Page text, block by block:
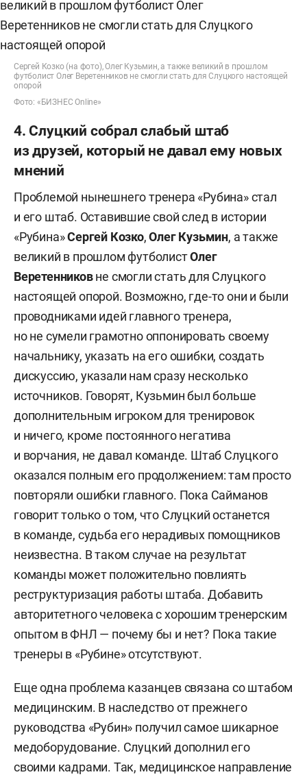
Сергей Козко (на фото), Олег Кузьмин, а также великий в прошлом
футболист Олег Веретенников не смогли стать для Слуцкого настоящей
опорой
Фото: «БИЗНЕС Online»
4. Слуцкий собрал слабый штаб
из друзей, который не давал ему новых
мнений
Проблемой нынешнего тренера «Рубина» стал
и его штаб. Оставившие свой след в истории
«Рубина»Сергей Козко,Олег Кузьмин, а также
великий в прошлом футболистОлег
Веретенниковне смогли стать для Слуцкого
настоящей опорой. Возможно, где-то они и были
проводниками идей главного тренера,
но не сумели грамотно оппонировать своему
начальнику, указать на его ошибки, создать
дискуссию, указали нам сразу несколько
источников. Говорят, Кузьмин был больше
дополнительным игроком для тренировок
и ничего, кроме постоянного негатива
и ворчания, не давал команде. Штаб Слуцкого
оказался полным его продолжением: там просто
повторяли ошибки главного. Пока Сайманов
говорит только о том, что Слуцкий останется
в команде, судьба его нерадивых помощников
неизвестна. В таком случае на результат
команды может положительно повлиять
реструктуризация работы штаба. Добавить
авторитетного человека с хорошим тренерским
опытом в ФНЛ — почему бы и нет? Пока такие
тренеры в «Рубине» отсутствуют.
Еще одна проблема казанцев связана со штабом
медицинским. В наследство от прежнего
руководства «Рубин» получил самое шикарное
медоборудование. Слуцкий дополнил его
своими кадрами. Так, медицинское направление